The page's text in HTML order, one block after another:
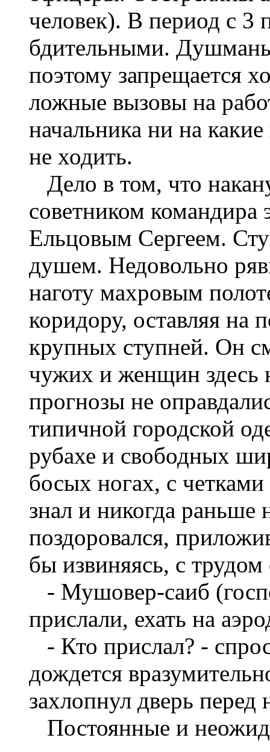
человек). В период с 3
бдительными.
поэтому запрещается
ложные вызовы на
начальника ни на
не ходить.
Дело в том, что
советником командира
Ельцовым Сергеем.
душем. Недовольно
наготу махровым
коридору, оставляя на
крупных ступней. Он
чужих и женщин здесь
прогнозы не
типичной городской
рубахе и свободных
босых ногах, с
знал и никогда рань­ше
поздоровался,
бы извиняясь, с
- Мушовер-саиб
прислали, ехать на
- Кто прислал? -
дождется
за­хлопнул дверь перед
Постоянные и